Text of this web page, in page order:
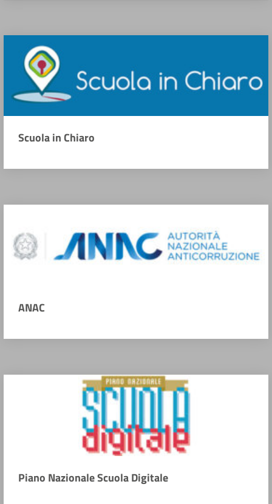
Scuola in Chiaro
ANAC
Piano Nazionale Scuola Digitale